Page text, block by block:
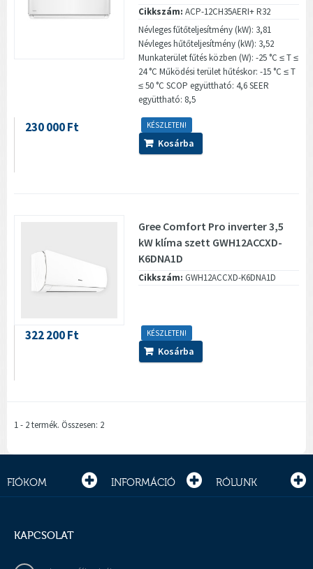
(A+++)
Cikkszám: ACP-12CH35AERI+ R32
Névleges fűtőteljesítmény (kW): 3,81
Névleges hűtőteljesítmény (kW): 3,52
Munkaterület fűtés közben (W): -25 °C ≤ T ≤
24 °C Működési terület hűtéskor: -15 °C ≤ T
≤ 50 °C SCOP együttható: 4,6 SEER
együttható: 8,5
KÉSZLETEN!
230 000 Ft
Kosárba
Gree Comfort Pro inverter 3,5
kW klíma szett GWH12ACCXD-
K6DNA1D
Cikkszám: GWH12ACCXD-K6DNA1D
KÉSZLETEN!
322 200 Ft
Kosárba
1 - 2 termék. Összesen: 2
FIÓKOM INFORMÁCIÓ RÓLUNK
KAPCSOLAT